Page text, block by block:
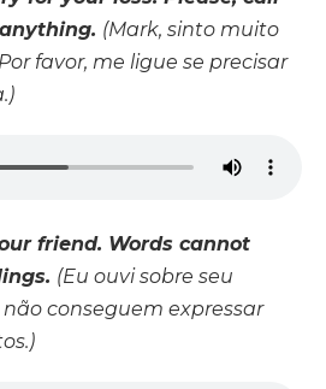
(Mark, sinto muito
favor, me ligue se precisar
friend. Words cannot
(Eu ouvi sobre seu
conseguem expressar